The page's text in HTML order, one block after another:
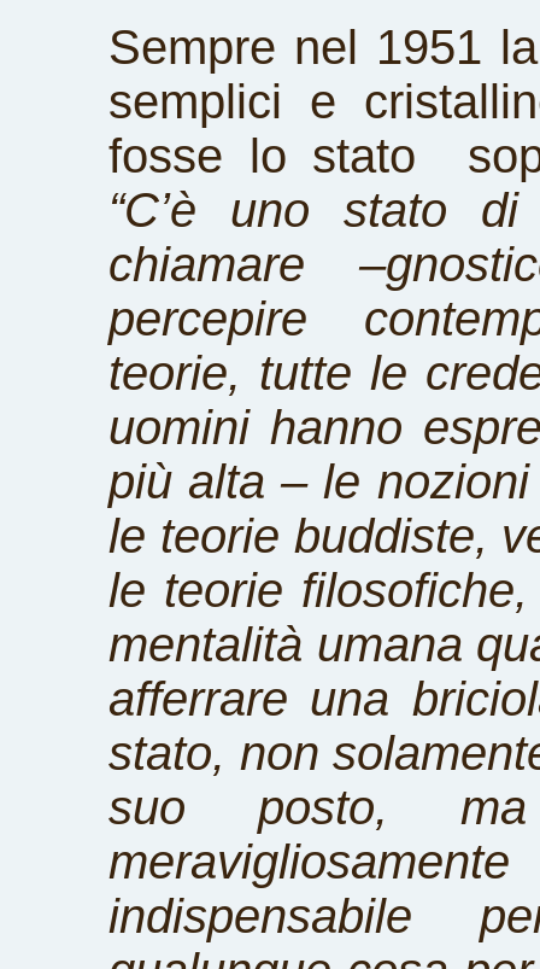
Sempre nel 1951
semplici e
fosse lo stato
“C’è uno stato
chiamare
percepire
teorie, tutte le
uomini hanno
più alta – le
le teorie buddiste,
le teorie
mentalità umana
afferrare una
stato, non
suo posto,
indispensabile